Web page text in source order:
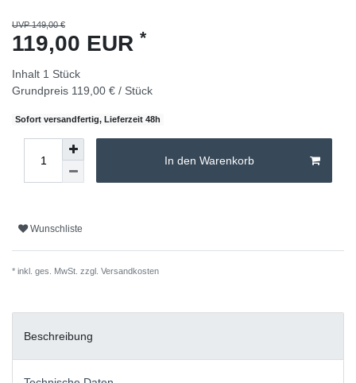
UVP 149,00 €
119,00 EUR *
Inhalt 1 Stück
Grundpreis 119,00 € / Stück
Sofort versandfertig, Lieferzeit 48h
In den Warenkorb
Wunschliste
* inkl. ges. MwSt. zzgl. Versandkosten
Beschreibung